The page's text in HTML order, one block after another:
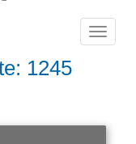
Toggle